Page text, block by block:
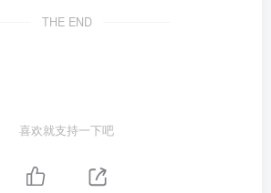
THE END
喜欢就支持一下吧